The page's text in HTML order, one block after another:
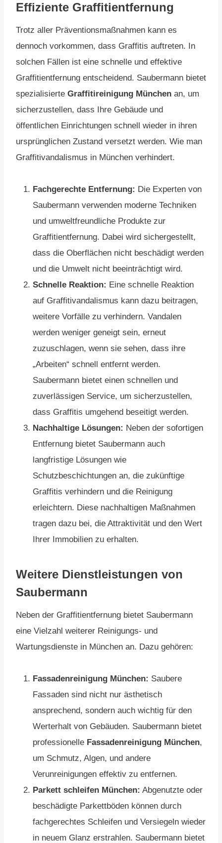
Effiziente Graffitientfernung
Trotz aller Präventionsmaßnahmen kann es
dennoch vorkommen, dass Graffitis auftreten. In
solchen Fällen ist eine schnelle und effektive
Graffitientfernung entscheidend. Saubermann bietet
spezialisierte Graffitireinigung München an, um
sicherzustellen, dass Ihre Gebäude und
öffentlichen Einrichtungen schnell wieder in ihren
ursprünglichen Zustand versetzt werden. Wie man
Graffitivandalismus in München verhindert.
Fachgerechte Entfernung: Die Experten von
Saubermann verwenden moderne Techniken
und umweltfreundliche Produkte zur
Graffitientfernung. Dabei wird sichergestellt,
dass die Oberflächen nicht beschädigt werden
und die Umwelt nicht beeinträchtigt wird.
Schnelle Reaktion: Eine schnelle Reaktion
auf Graffitivandalismus kann dazu beitragen,
weitere Vorfälle zu verhindern. Vandalen
werden weniger geneigt sein, erneut
zuzuschlagen, wenn sie sehen, dass ihre
„Arbeiten“ schnell entfernt werden.
Saubermann bietet einen schnellen und
zuverlässigen Service, um sicherzustellen,
dass Graffitis umgehend beseitigt werden.
Nachhaltige Lösungen: Neben der sofortigen
Entfernung bietet Saubermann auch
langfristige Lösungen wie
Schutzbeschichtungen an, die zukünftige
Graffitis verhindern und die Reinigung
erleichtern. Diese nachhaltigen Maßnahmen
tragen dazu bei, die Attraktivität und den Wert
Ihrer Immobilien zu erhalten.
Weitere Dienstleistungen von
Saubermann
Neben der Graffitientfernung bietet Saubermann
eine Vielzahl weiterer Reinigungs- und
Wartungsdienste in München an. Dazu gehören:
Fassadenreinigung München: Saubere
Fassaden sind nicht nur ästhetisch
ansprechend, sondern auch wichtig für den
Werterhalt von Gebäuden. Saubermann bietet
professionelle Fassadenreinigung München,
um Schmutz, Algen, und andere
Verunreinigungen effektiv zu entfernen.
Parkett schleifen München: Abgenutzte oder
beschädigte Parkettböden können durch
fachgerechtes Schleifen und Versiegeln wieder
in neuem Glanz erstrahlen. Saubermann bietet